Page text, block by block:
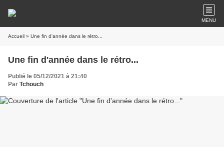
MENU
Accueil » Une fin d'année dans le rétro...
Une fin d'année dans le rétro...
Publié le 05/12/2021 à 21:40
Par Tchouch